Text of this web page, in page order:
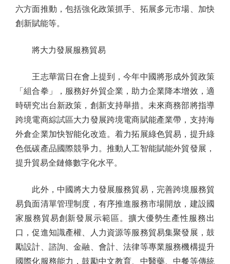
六方面推動，包括強化政策抓手、拓展多元市場、加快
創新賦能等。
將大力發展服務貿易
王志華當日在會上提到，今年中國將形成外貿政策
「組合拳」，服務好外貿企業，助力企業降本增效，適
時研究出台新政策，創新支持舉措。未來商務部將指導
跨境電商綜試區大力發展跨境電商賦能產業帶，支持海
外倉企業加快智能化改造。着力拓展綠色貿易，提升綠
色低碳產品國際競爭力。推動人工智能賦能外貿發展，
提升貿易全鏈條數字化水平。
此外，中國將大力發展服務貿易，完善跨境服務貿
易負面清單管理制度，有序推進服務市場開放，建設國
家服務貿易創新發展示範區。擴大優勢生產性服務出
口，促進知識產權、人力資源等服務貿易集聚發展，鼓
勵設計、諮詢、金融、會計、法律等專業服務機構提升
國際化服務能力，鼓勵中文教育、中醫藥、中餐等傳統